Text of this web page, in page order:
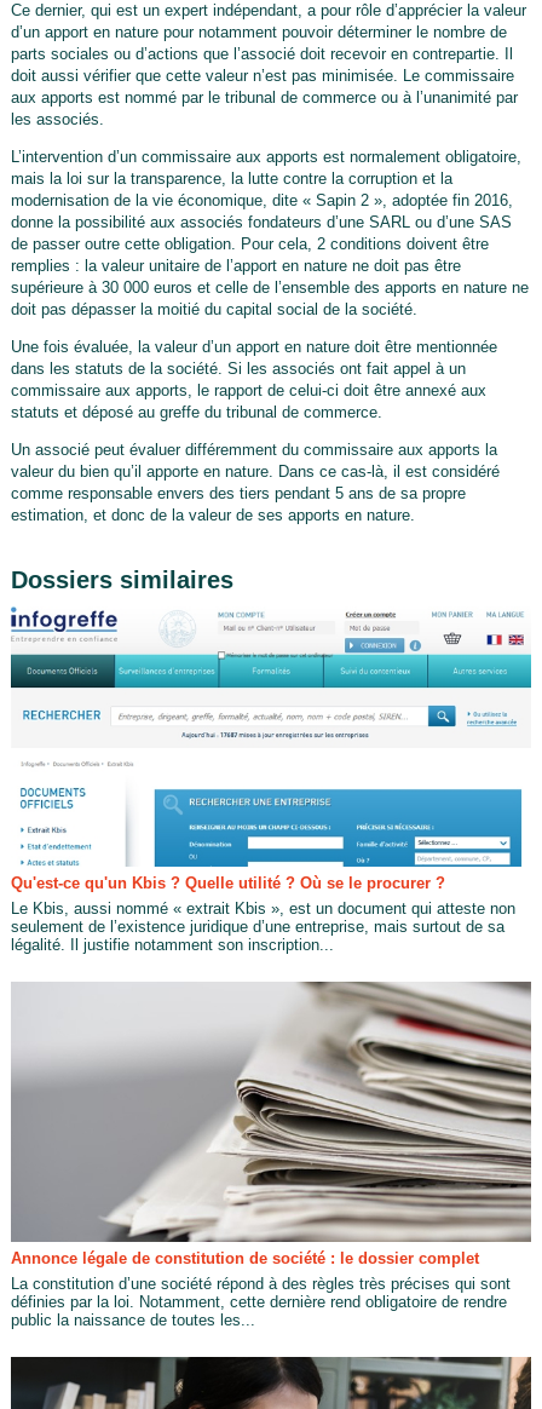
Ce dernier, qui est un expert indépendant, a pour rôle d’apprécier la valeur
d’un apport en nature pour notamment pouvoir déterminer le nombre de
parts sociales ou d’actions que l’associé doit recevoir en contrepartie. Il
doit aussi vérifier que cette valeur n’est pas minimisée. Le commissaire
aux apports est nommé par le tribunal de commerce ou à l’unanimité par
les associés.
L’intervention d’un commissaire aux apports est normalement obligatoire,
mais la loi sur la transparence, la lutte contre la corruption et la
modernisation de la vie économique, dite « Sapin 2 », adoptée fin 2016,
donne la possibilité aux associés fondateurs d’une SARL ou d’une SAS
de passer outre cette obligation. Pour cela, 2 conditions doivent être
remplies : la valeur unitaire de l’apport en nature ne doit pas être
supérieure à 30 000 euros et celle de l’ensemble des apports en nature ne
doit pas dépasser la moitié du capital social de la société.
Une fois évaluée, la valeur d’un apport en nature doit être mentionnée
dans les statuts de la société. Si les associés ont fait appel à un
commissaire aux apports, le rapport de celui-ci doit être annexé aux
statuts et déposé au greffe du tribunal de commerce.
Un associé peut évaluer différemment du commissaire aux apports la
valeur du bien qu’il apporte en nature. Dans ce cas-là, il est considéré
comme responsable envers des tiers pendant 5 ans de sa propre
estimation, et donc de la valeur de ses apports en nature.
Dossiers similaires
Qu'est-ce qu'un Kbis ? Quelle utilité ? Où se le procurer ?
Le Kbis, aussi nommé « extrait Kbis », est un document qui atteste non
seulement de l’existence juridique d’une entreprise, mais surtout de sa
légalité. Il justifie notamment son inscription...
Annonce légale de constitution de société : le dossier complet
La constitution d’une société répond à des règles très précises qui sont
définies par la loi. Notamment, cette dernière rend obligatoire de rendre
public la naissance de toutes les...